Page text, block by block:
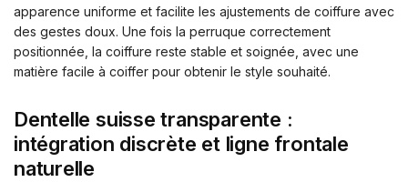
apparence uniforme et facilite les ajustements de coiffure avec
des gestes doux. Une fois la perruque correctement
positionnée, la coiffure reste stable et soignée, avec une
matière facile à coiffer pour obtenir le style souhaité.
Dentelle suisse transparente :
intégration discrète et ligne frontale
naturelle